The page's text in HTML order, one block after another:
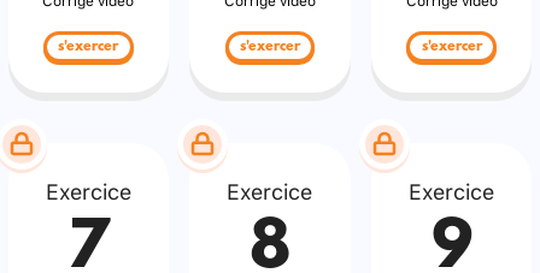
s'exercer s'exercer s'exercer
Exercice
7
Exercice
8
Exercice
9